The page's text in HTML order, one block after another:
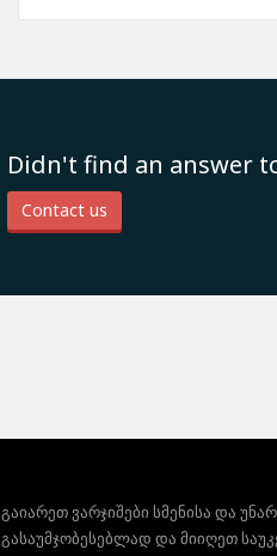
Didn't find an answer
Contact us
გაიარეთ ვარჯიშები სმენისა და
გასაუმჯობესებლად და მიიღეთ